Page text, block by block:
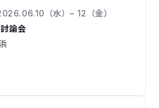
（水）– 12（金）
論会